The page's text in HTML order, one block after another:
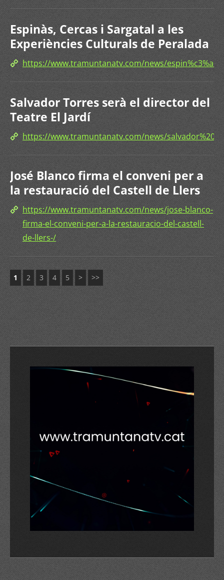
Espinàs, Cercas i Sargatal a les
Experiències Culturals de Peralada
https://www.tramuntanatv.com/news/
Salvador Torres serà el director del
Teatre El Jardí
https://www.tramuntanatv.com/news/
José Blanco firma el conveni per a
la restauració del Castell de Llers
https://www.tramuntanatv.com/news/jose-blanco-
firma-el-conveni-per-a-la-restauracio-del-castell-
de-llers-/
1 2 3 4 5 > >>